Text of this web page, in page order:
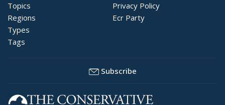
Topics
Regions
Types
Tags
Privacy Policy
Ecr Party
Subscribe